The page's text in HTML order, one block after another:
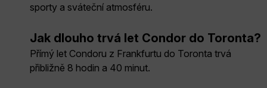
sporty a sváteční atmosféru.
Jak dlouho trvá let Condor do Toronta?
Přímý let Condoru z Frankfurtu do Toronta trvá
přibližně 8 hodin a 40 minut.